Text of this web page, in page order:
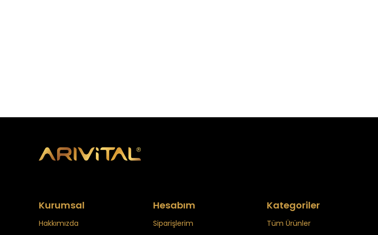
Kurumsal
Hakkımızda
Hesabım
Siparişlerim
Kategoriler
Tüm Ürünler